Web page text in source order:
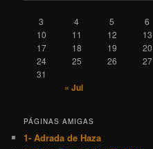
3 4 5 6
10
11 12 13
17
18 19 20
24
25 26 27
31
« Jul
PÁGINAS AMIGAS
1- Adrada de Haza